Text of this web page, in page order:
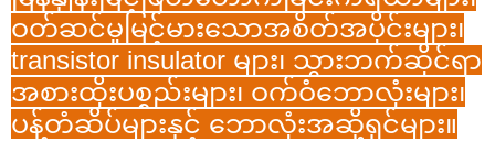
ဝတ်ဆင်မှုမြင့်မားသောအစိတ်အပိုင်းများ၊
transistor insulator များ၊ သွားဘက်ဆိုင်ရာ
အစားထိုးပစ္စည်းများ၊ ဝက်ဝံဘောလုံးများ၊
ပန့်တံဆိပ်များနှင့် ဘောလုံးအဆို့ရှင်များ။